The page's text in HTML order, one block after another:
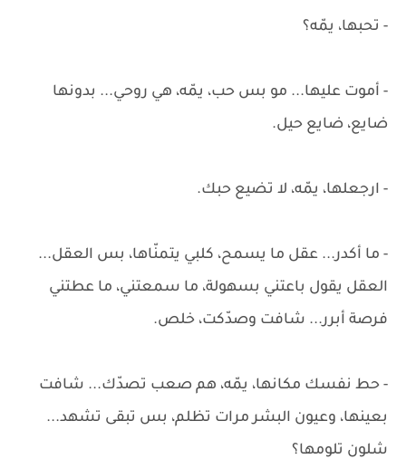
- تحبها، يمّه؟
- أموت عليها... مو بس حب، يمّه، هي روحي... بدونها
ضايع، ضايع حيل.
- ارجعلها، يمّه، لا تضيع حبك.
- ما أكدر... عقل ما يسمح، كلبي يتمنّاها، بس العقل...
العقل يقول باعتني بسهولة، ما سمعتني، ما عطتني
فرصة أبرر... شافت وصدّكت، خلص.
- حط نفسك مكانها، يمّه، هم صعب تصدّك... شافت
بعينها، وعيون البشر مرات تظلم، بس تبقى تشهد...
شلون تلومها؟